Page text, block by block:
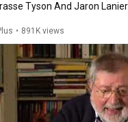
Tyson And Jaron
• 891K views